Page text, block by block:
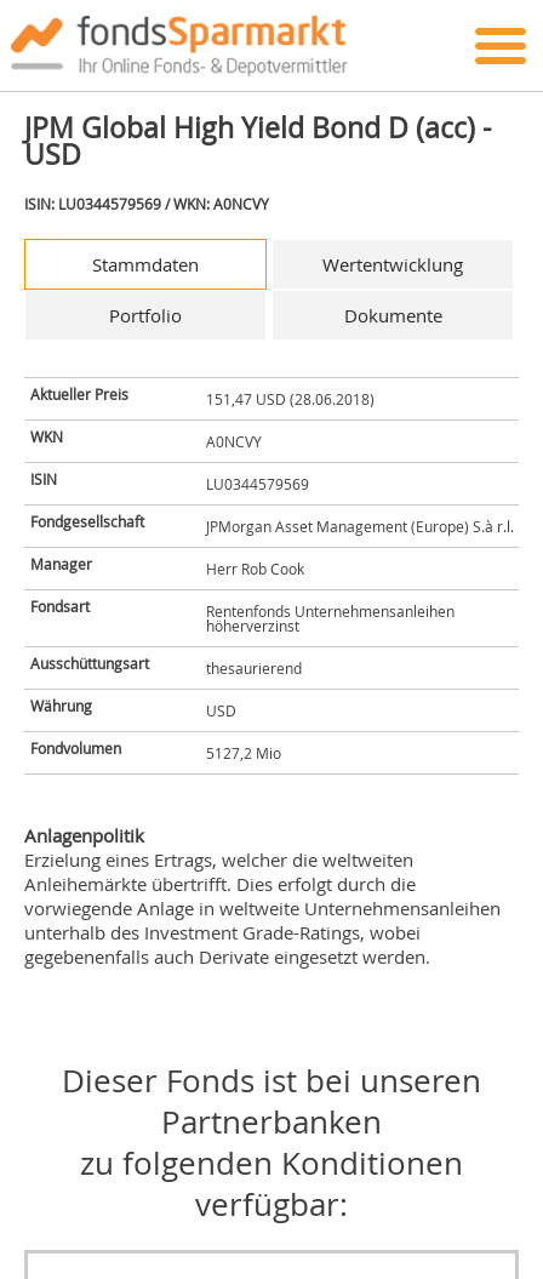
JPM Global High Yield Bond D (acc) -
USD
ISIN: LU0344579569 / WKN: A0NCVY
Stammdaten Wertentwicklung
Portfolio Dokumente
Aktueller Preis
151,47 USD (28.06.2018)
WKN
A0NCVY
ISIN
LU0344579569
Fondgesellschaft
JPMorgan Asset Management (Europe) S.à r.l.
Manager
Herr Rob Cook
Fondsart
Rentenfonds Unternehmensanleihen
höherverzinst
Ausschüttungsart
thesaurierend
Währung
USD
Fondvolumen
5127,2 Mio
Anlagenpolitik
Erzielung eines Ertrags, welcher die weltweiten
Anleihemärkte übertrifft. Dies erfolgt durch die
vorwiegende Anlage in weltweite Unternehmensanleihen
unterhalb des Investment Grade-Ratings, wobei
gegebenenfalls auch Derivate eingesetzt werden.
Dieser Fonds ist bei unseren
Partnerbanken
zu folgenden Konditionen
verfügbar: